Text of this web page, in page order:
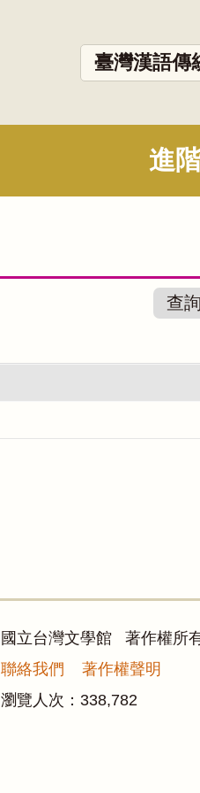
臺灣漢語傳
進
查
國立台灣文學館 著作權所
聯絡我們
著作權聲明
瀏覽人次： 338,782